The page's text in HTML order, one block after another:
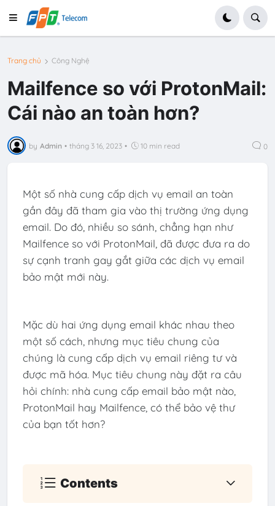
Trang chủ Công Nghệ
Mailfence so với ProtonMail:
Cái nào an toàn hơn?
by Admin • tháng 3 16, 2023 • 10 min read 0
Một số nhà cung cấp dịch vụ email an toàn
gần đây đã tham gia vào thị trường ứng dụng
email. Do đó, nhiều so sánh, chẳng hạn như
Mailfence so với ProtonMail, đã được đưa ra do
sự cạnh tranh gay gắt giữa các dịch vụ email
bảo mật mới này.
Mặc dù hai ứng dụng email khác nhau theo
một số cách, nhưng mục tiêu chung của
chúng là cung cấp dịch vụ email riêng tư và
được mã hóa. Mục tiêu chung này đặt ra câu
hỏi chính: nhà cung cấp email bảo mật nào,
ProtonMail hay Mailfence, có thể bảo vệ thư
của bạn tốt hơn?
Contents